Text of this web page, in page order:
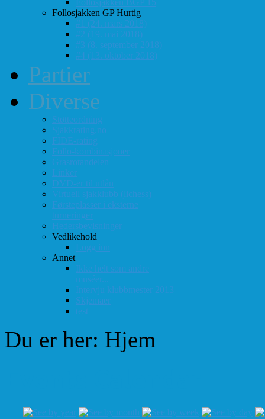
Follosjakken GP Hurtig
#1 (24. mars 2018)
#2 (19. mai 2018)
#3 (8. september 2018)
#4 (13. oktober 2018)
Partier
Diverse
Støtteordning
Sjakkrating.no
FIDE-rating
Follo-kombinasjoner
Grasrotandelen
Linker
DVD-er til utlån
Virtuell sjakklubb (lichess)
Førsteplasser i eksterne
turneringer
Hedersbevisninger
Vedlikehold
Logg inn
Annet
Ikke helt som andre
muséer...
Intervju klubbmester 2013
Skjemaer
test
Du er her: Hjem